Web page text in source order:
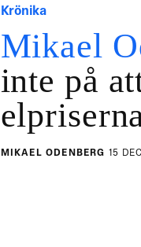
Krönika
Mikael
inte på
MIKAEL ODENBERG 15